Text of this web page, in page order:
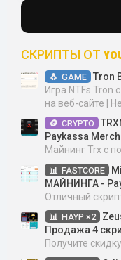
СКРИПТЫ ОТ
GAME Tron
Игра NTFs Tron
на веб-сайте |
CRYPTO
Paykassa
Майнинг Trx с
FASTCORE
МАЙНИНГА -
Отличный
HAYP ×2
Продажа 4
Получите